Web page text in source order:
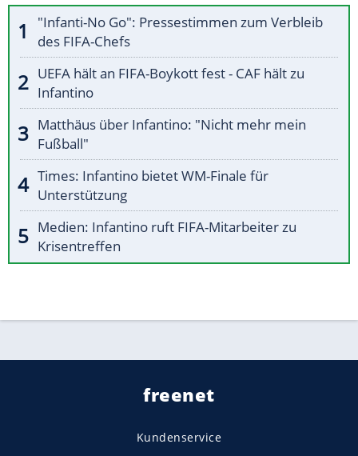
"Infanti-No Go": Pressestimmen zum Verbleib
des FIFA-Chefs
UEFA hält an FIFA-Boykott fest - CAF hält zu
Infantino
Matthäus über Infantino: "Nicht mehr mein
Fußball"
Times: Infantino bietet WM-Finale für
Unterstützung
Medien: Infantino ruft FIFA-Mitarbeiter zu
Krisentreffen
freenet
Kundenservice